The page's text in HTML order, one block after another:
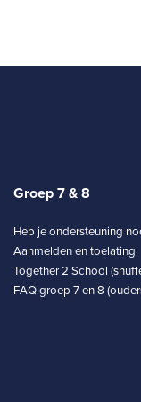
Groep 7 & 8
Heb je ondersteuning
Aanmelden en toelating
Together 2 School
FAQ groep 7 en 8